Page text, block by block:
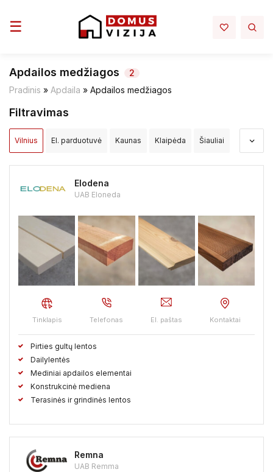
Toggle navigation
☰
Filtravimas
Vilnius El. parduotuvė Kaunas Klaipėda Šiauliai
Panevėžys Alytus Akmenės raj. Alytaus raj.
Anykščių raj. Birštono sav.
Druskininkų sav. Elektrėnų sav. Ignalinos raj.
Jonavos raj. Joniškio raj. Jurbarko raj.
Kaišiadorių raj. Kalvarijos sav.
Kazlų Rudos sav. Kėdainių raj. Kelmės raj.
Lazdijų raj.
Molėtų raj. Neringos sav.
Plungės raj. Prienų raj. Radviliškio raj. Raseinių raj.
Rietavo sav. Rokiškio raj.
Apdailos medžiagos
2
Pradinis » Apdaila » Apdailos medžiagos
Elodena
UAB Eloneda
Tinklapis Telefonas El. paštas Kontaktai
Pirties gultų lentos
Dailylentės
Mediniai apdailos elementai
Konstrukcinė mediena
Terasinės ir grindinės lentos
Remna
UAB Remma